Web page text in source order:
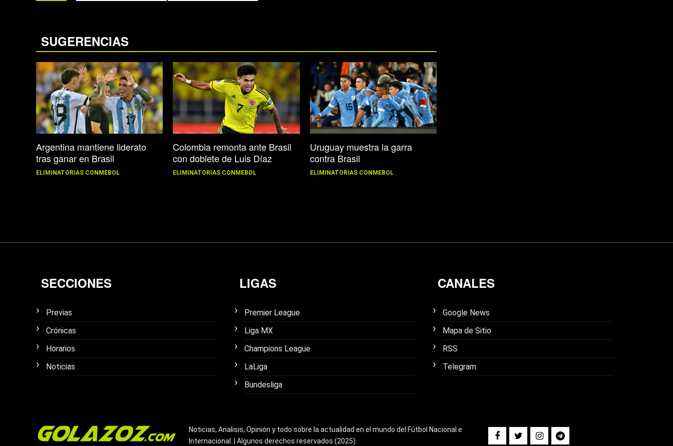
SUGERENCIAS
Argentina mantiene liderato
tras ganar en Brasil
ELIMINATORIAS CONMEBOL
Colombia remonta ante Brasil
con doblete de Luis Díaz
ELIMINATORIAS CONMEBOL
Uruguay muestra la garra
contra Brasil
ELIMINATORIAS CONMEBOL
SECCIONES
Previas
Crónicas
Horarios
Noticias
LIGAS
Premier League
Liga MX
Champions League
LaLiga
Bundesliga
CANALES
Google News
Mapa de Sitio
RSS
Telegram
Noticias, Analisis, Opinión y todo sobre la actualidad en el mundo del Fútbol Nacional e
Internacional. | Algunos derechos reservados (2025).